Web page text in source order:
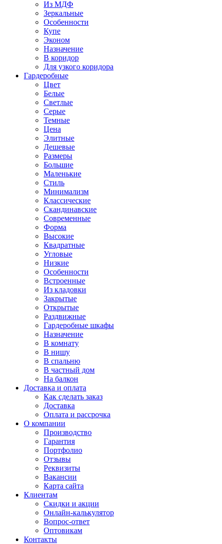
Из МДФ
Зеркальные
Особенности
Купе
Эконом
Назначение
В коридор
Для узкого коридора
Гардеробные
Цвет
Белые
Светлые
Серые
Темные
Цена
Элитные
Дешевые
Размеры
Большие
Маленькие
Стиль
Минимализм
Классические
Скандинавские
Современные
Форма
Высокие
Квадратные
Угловые
Низкие
Особенности
Встроенные
Из кладовки
Закрытые
Открытые
Раздвижные
Гардеробные шкафы
Назначение
В комнату
В нишу
В спальню
В частный дом
На балкон
Доставка и оплата
Как сделать заказ
Доставка
Оплата и рассрочка
О компании
Производство
Гарантия
Портфолио
Отзывы
Реквизиты
Вакансии
Карта сайта
Клиентам
Скидки и акции
Онлайн-калькулятор
Вопрос-ответ
Оптовикам
Контакты